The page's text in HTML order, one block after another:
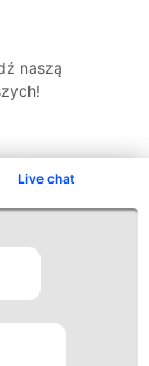
Live chat
naszą